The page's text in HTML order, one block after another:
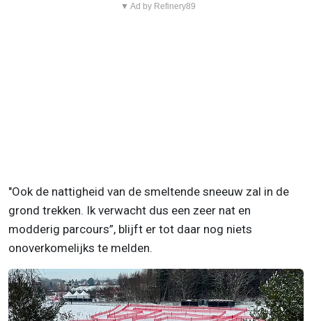
▼ Ad by Refinery89
"Ook de nattigheid van de smeltende sneeuw zal in de
grond trekken. Ik verwacht dus een zeer nat en
modderig parcours”, blijft er tot daar nog niets
onoverkomelijks te melden.